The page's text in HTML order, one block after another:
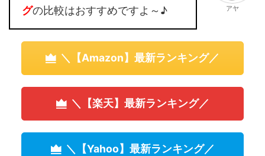
グの比較はおすすめですよ～♪ アヤ
＼【Amazon】最新ランキング／
＼【楽天】最新ランキング／
＼【Yahoo】最新ランキング／